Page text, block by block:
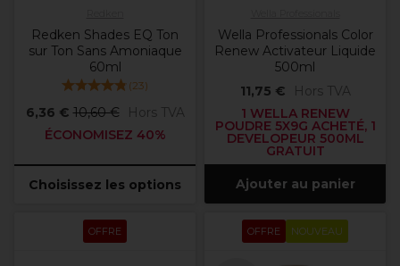
Redken Shades EQ Ton
sur Ton Sans Amoniaque
60ml
(23)
6,36 € 10,60 €
Hors TVA
ÉCONOMISEZ 40%
Choisissez les options
Wella Professionals Color
Renew Activateur Liquide
500ml
11,75 €
Hors TVA
1 WELLA RENEW
POUDRE 5X9G ACHETÉ, 1
DEVELOPEUR 500ML
GRATUIT
Ajouter au panier
OFFRE OFFRE NOUVEAU